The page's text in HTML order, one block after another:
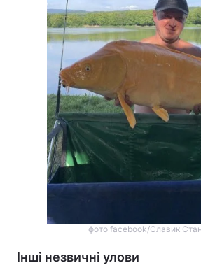
фото facebook/Славик
Інші незвичні улови